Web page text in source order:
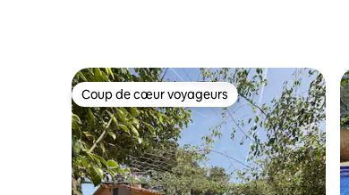
Coup de cœur voyageurs
Coup de cœur voyageurs